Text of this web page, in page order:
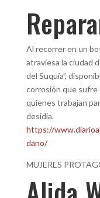
Al recorrer en un
atraviesa la ciudad
del Suquía”,
corrosión que sufre
quienes trabajan
desidia.
https://
dano/
MUJERES